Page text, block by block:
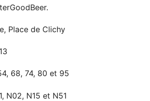
Place de Clichy
68, 74, 80 et 95
N02, N15 et N51